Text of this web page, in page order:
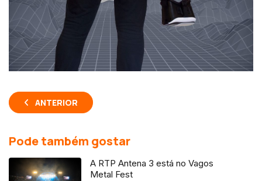
ANTERIOR
Pode também gostar
A RTP Antena 3 está no Vagos
Metal Fest